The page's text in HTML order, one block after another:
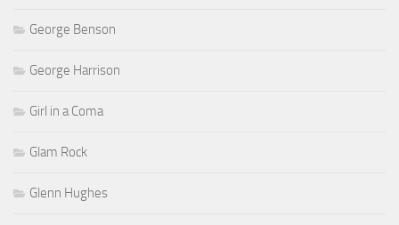
George Benson
George Harrison
Girl in a Coma
Glam Rock
Glenn Hughes